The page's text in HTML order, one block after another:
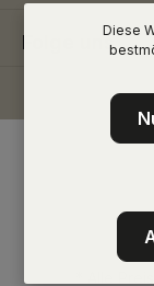
Folge uns
Diese